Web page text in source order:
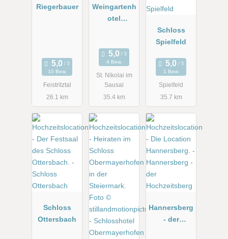
Riegerbauer
10 Bew.
Feistritztal
26.1 km
Weingartenh
otel
4 Bew.
St. Nikolai im
Sausal
35.4 km
Schloss
Spielfeld
1 Bew.
Spielfeld
35.7 km
Schloss
Ottersbach
Hannersberg
- der